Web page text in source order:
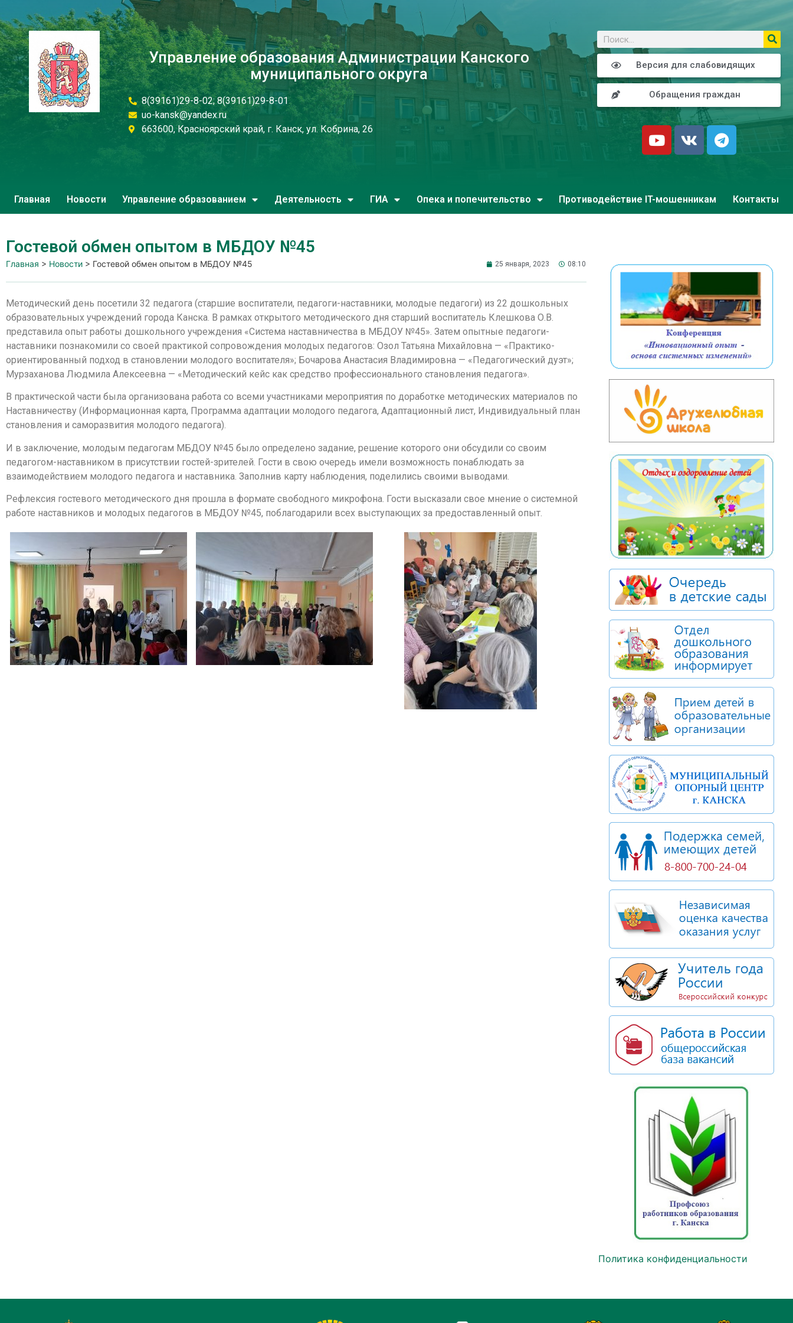
Управление образования Администрации Канского
муниципального округа
8(39161)29-8-02; 8(39161)29-8-01
uo-kansk@yandex.ru
663600, Красноярский край, г. Канск, ул. Кобрина, 26
Версия для слабовидящих
Обращения граждан
Главная Новости Управление образованием Деятельность ГИА Опека и попечительство Противодействие IT-мошенникам Контакты
Гостевой обмен опытом в МБДОУ №45
Главная > Новости > Гостевой обмен опытом в МБДОУ №45 25 января, 2023 08:10
Методический день посетили 32 педагога (старшие воспитатели, педагоги-наставники, молодые педагоги) из 22 дошкольных
образовательных учреждений города Канска. В рамках открытого методического дня старший воспитатель Клешкова О.В.
представила опыт работы дошкольного учреждения «Система наставничества в МБДОУ №45». Затем опытные педагоги-
наставники познакомили со своей практикой сопровождения молодых педагогов: Озол Татьяна Михайловна — «Практико-
ориентированный подход в становлении молодого воспитателя»; Бочарова Анастасия Владимировна — «Педагогический дуэт»;
Мурзаханова Людмила Алексеевна — «Методический кейс как средство профессионального становления педагога».
В практической части была организована работа со всеми участниками мероприятия по доработке методических материалов по
Наставничеству (Информационная карта, Программа адаптации молодого педагога, Адаптационный лист, Индивидуальный план
становления и саморазвития молодого педагога).
И в заключение, молодым педагогам МБДОУ №45 было определено задание, решение которого они обсудили со своим
педагогом-наставником в присутствии гостей-зрителей. Гости в свою очередь имели возможность понаблюдать за
взаимодействием молодого педагога и наставника. Заполнив карту наблюдения, поделились своими выводами.
Рефлексия гостевого методического дня прошла в формате свободного микрофона. Гости высказали свое мнение о системной
работе наставников и молодых педагогов в МБДОУ №45, поблагодарили всех выступающих за предоставленный опыт.
Политика конфиденциальности